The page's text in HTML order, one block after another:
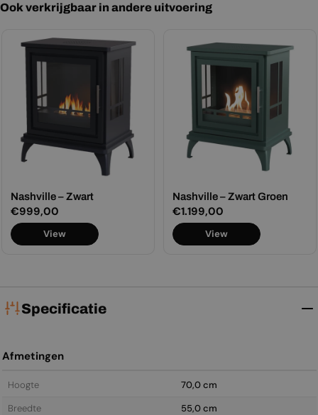
Ook verkrijgbaar in andere uitvoering
Nashville – Zwart
Normale
prijs
€999,00
View
Nashville – Zwart Groen
Normale
prijs
€1.199,00
View
Specificatie
Afmetingen
Hoogte
70,0 cm
Breedte
55,0 cm